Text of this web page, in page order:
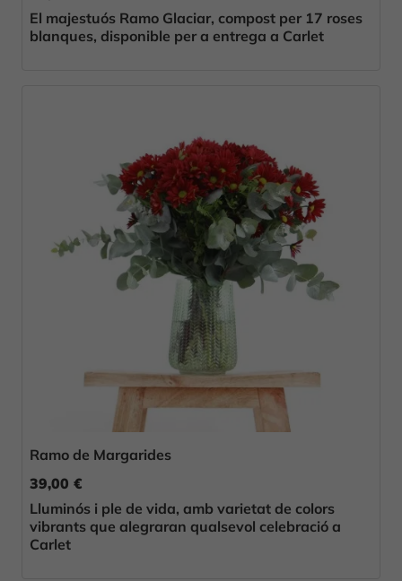
El majestuós Ramo Glaciar, compost per 17 roses
blanques, disponible per a entrega a Carlet
Ramo de Margarides
39,00 €
Lluminós i ple de vida, amb varietat de colors
vibrants que alegraran qualsevol celebració a
Carlet